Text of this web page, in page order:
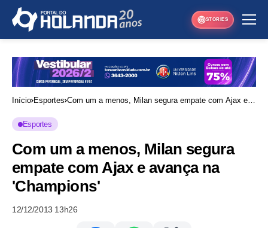
STORIES
Início Esportes Com um a menos, Milan segura empate com Ajax e
Esportes
Com um a menos, Milan segura
empate com Ajax e avança na
'Champions'
12/12/2013 13h26